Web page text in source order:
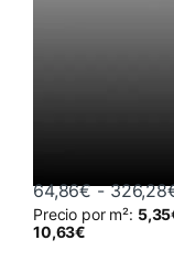
64,86€ - 326,28
Precio por m²: 5,35
10,63€
Este producto